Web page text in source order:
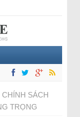
CHÍNH SÁCH
TRỌNG